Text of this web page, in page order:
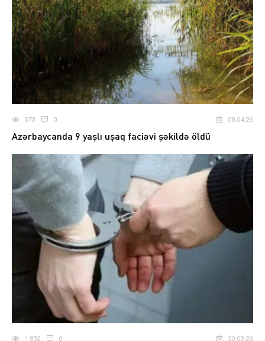
373 0 08.04.26
Azərbaycanda 9 yaşlı uşaq faciəvi şəkildə öldü
1 852 0 23.03.26